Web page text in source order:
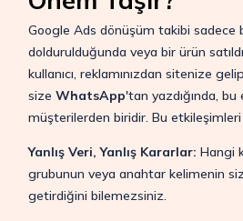
Google Ads dönüşüm takibi sadece
doldurulduğunda veya bir ürün
kullanıcı, reklamınızdan sitenize
size WhatsApp'tan yazdığında,
müşterilerden biridir. Bu
Yanlış Veri, Yanlış Kararlar: Hangi
grubunun veya anahtar kelimenin
getirdiğini bilemezsiniz.